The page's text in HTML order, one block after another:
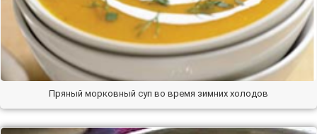
Пряный морковный суп во время зимних холодов